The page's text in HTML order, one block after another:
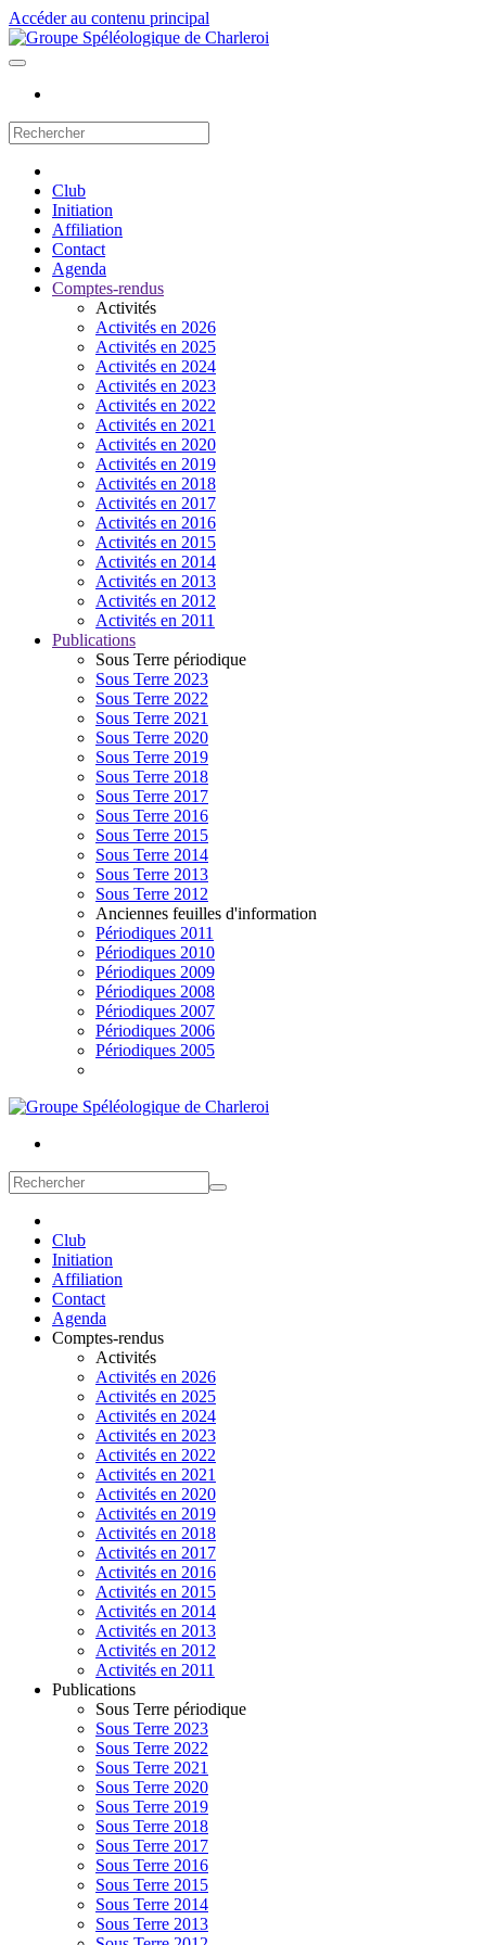
Accéder au contenu principal
Club
Initiation
Affiliation
Contact
Agenda
Comptes-rendus
Activités
Activités en 2026
Activités en 2025
Activités en 2024
Activités en 2023
Activités en 2022
Activités en 2021
Activités en 2020
Activités en 2019
Activités en 2018
Activités en 2017
Activités en 2016
Activités en 2015
Activités en 2014
Activités en 2013
Activités en 2012
Activités en 2011
Publications
Sous Terre périodique
Sous Terre 2023
Sous Terre 2022
Sous Terre 2021
Sous Terre 2020
Sous Terre 2019
Sous Terre 2018
Sous Terre 2017
Sous Terre 2016
Sous Terre 2015
Sous Terre 2014
Sous Terre 2013
Sous Terre 2012
Anciennes feuilles d'information
Périodiques 2011
Périodiques 2010
Périodiques 2009
Périodiques 2008
Périodiques 2007
Périodiques 2006
Périodiques 2005
Club
Initiation
Affiliation
Contact
Agenda
Comptes-rendus
Activités
Activités en 2026
Activités en 2025
Activités en 2024
Activités en 2023
Activités en 2022
Activités en 2021
Activités en 2020
Activités en 2019
Activités en 2018
Activités en 2017
Activités en 2016
Activités en 2015
Activités en 2014
Activités en 2013
Activités en 2012
Activités en 2011
Publications
Sous Terre périodique
Sous Terre 2023
Sous Terre 2022
Sous Terre 2021
Sous Terre 2020
Sous Terre 2019
Sous Terre 2018
Sous Terre 2017
Sous Terre 2016
Sous Terre 2015
Sous Terre 2014
Sous Terre 2013